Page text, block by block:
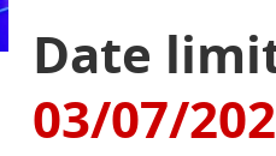
Date
03/07/